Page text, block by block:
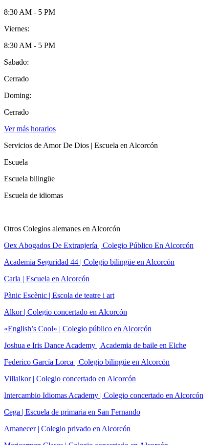
8:30 AM - 5 PM
Viernes:
8:30 AM - 5 PM
Sabado:
Cerrado
Doming:
Cerrado
Ver más horarios
Servicios de Amor De Dios | Escuela en Alcorcón
Escuela
Escuela bilingüe
Escuela de idiomas
Otros Colegios alemanes en Alcorcón
Oex Abogados De Extranjería | Colegio Público En Alcorcón
Academia Seguridad 44 | Colegio bilingüe en Alcorcón
Carla | Escuela en Alcorcón
Pànic Escènic | Escola de teatre i art
Alkor | Colegio concertado en Alcorcón
«English’s Cool» | Colegio público en Alcorcón
Joshua e Iris Dance Academy | Academia de baile en Elche
Federico García Lorca | Colegio bilingüe en Alcorcón
Villalkor | Colegio concertado en Alcorcón
Intercambio Idiomas Academy | Colegio concertado en Alcorcón
Cega | Escuela de primaria en San Fernando
Amanecer | Colegio privado en Alcorcón